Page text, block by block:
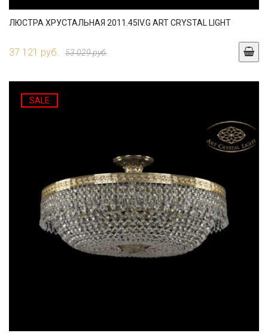
ЛЮСТРА ХРУСТАЛЬНАЯ 2011.45IV.G ART CRYSTAL LIGHT
37 121 руб. 53 029 руб.
SALE